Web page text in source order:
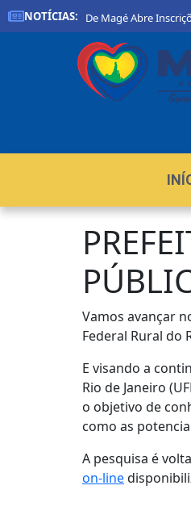
NOTÍCIAS:
Prefeitura De Magé Abre
Vamos avançar
Federal Rural do
E visando a
Rio de Janeiro
o objetivo de
como as
A pesquisa é
on-line